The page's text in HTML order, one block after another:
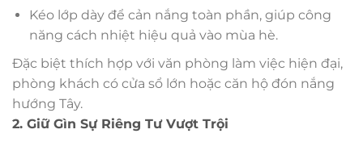
Kéo lớp dày để cản nắng toàn phần, giúp công
năng cách nhiệt hiệu quả vào mùa hè.
Đặc biệt thích hợp với văn phòng làm việc hiện đại,
phòng khách có cửa sổ lớn hoặc căn hộ đón nắng
hướng Tây.
2. Giữ Gìn Sự Riêng Tư Vượt Trội